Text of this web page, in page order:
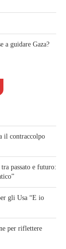
a guidare Gaza?
il contraccolpo
passato e futuro:
gli Usa “E io
per riflettere